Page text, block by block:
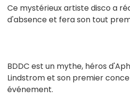
Ce mystérieux artiste disco a
d'absence et fera son tout
BDDC est un mythe, héros
Lindstrom et son premier
événement.